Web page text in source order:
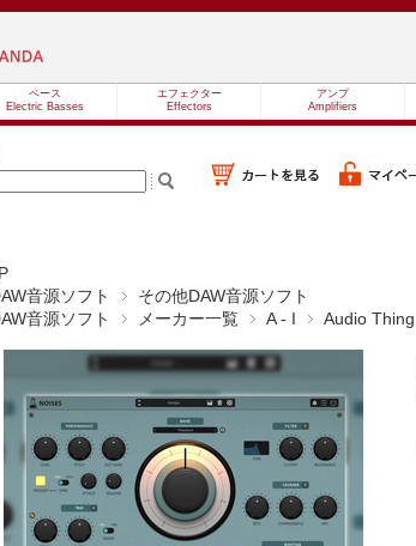
ベース
Electric Basses
エフェクター
Effectors
アンプ
Amplifiers
音源ソフト
その他DAW音源ソフト
音源ソフト
メーカー一覧 A - I Audio Thing